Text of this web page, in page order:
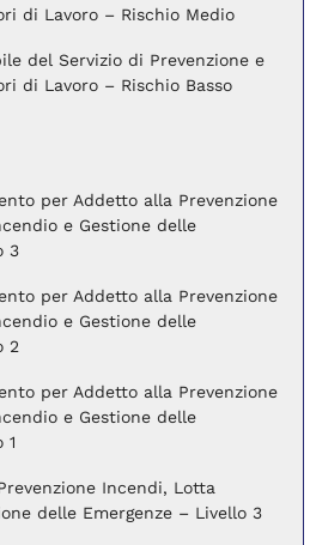
di Lavoro – Rischio Medio
del Servizio di Prevenzione e
di Lavoro – Rischio Basso
per Addetto alla Prevenzione
e Gestione delle
3
per Addetto alla Prevenzione
e Gestione delle
2
per Addetto alla Prevenzione
e Gestione delle
1
Incendi, Lotta
delle Emergenze – Livello 3